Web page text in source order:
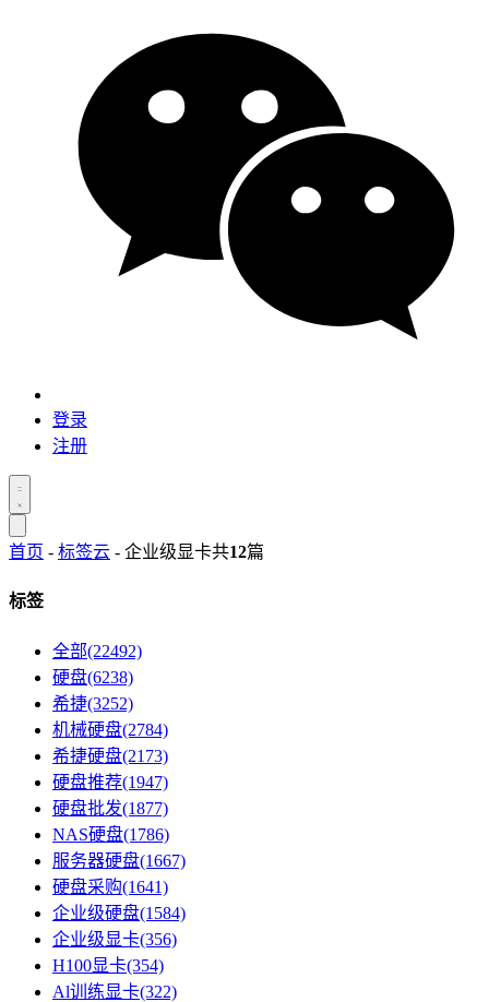
登录
注册
首页 - 标签云 - 企业级显卡共12篇
标签
全部(22492)
硬盘(6238)
希捷(3252)
机械硬盘(2784)
希捷硬盘(2173)
硬盘推荐(1947)
硬盘批发(1877)
NAS硬盘(1786)
服务器硬盘(1667)
硬盘采购(1641)
企业级硬盘(1584)
企业级显卡(356)
H100显卡(354)
Al训练显卡(322)